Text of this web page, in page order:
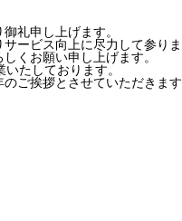
礼申し上げます。
ービス向上に尽力して参り
くお願い申し上げます。
たしております。
ご挨拶とさせていただきま